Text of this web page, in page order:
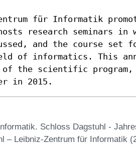
für Informatik
research seminars in
and the course set
of informatics. This
of the scientific
in 2015.
Schloss Dagstuhl -
– Leibniz-Zentrum für Informatik